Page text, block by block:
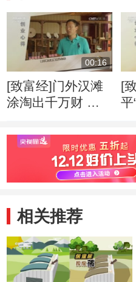
00:16
[致富经]门外汉滩
涂淘出千万财 创
[
平
得
相关推荐